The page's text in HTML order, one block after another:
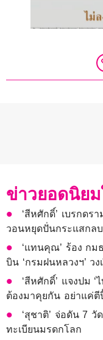
ข่าวยอดนิย
‘สีหศักดิ์’ เบรกดร
วอนหยุดปั่นกระแสกล
‘แทนคุณ’ ร้อง กม
บิน ‘กรมฝนหลวงฯ’ ว
‘สีหศักดิ์’ แจงปม ‘
ต้องมาคุยกัน อย่าแค่ตี
‘สุชาติ’ จ่อดัน 7 วั
ทะเบียนมรดกโลก